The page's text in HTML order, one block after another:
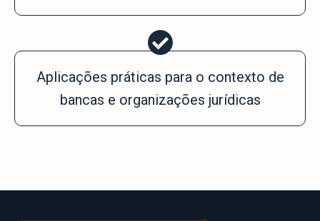
Aplicações práticas para o contexto de
bancas e organizações jurídicas